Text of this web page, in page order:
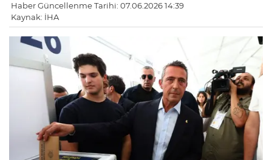
Haber Güncellenme Tarihi: 07.06.2026 14:39
Kaynak: İHA